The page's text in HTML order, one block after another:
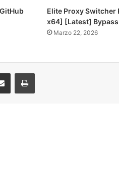
Elite Proxy
x64] [Latest] Bypass
Marzo 22, 2026